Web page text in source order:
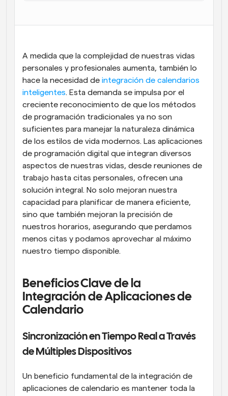
Programación potenciadda con llamadas
impulsadas por IA
Automatiza la programación y los recordatorios
Mantente al día con las últimas noticias y
actualizaciones
Reuniones Instantáneas
Enlaces de Grupo Dinámico
Webhooks
A medida que la complejidad de nuestras vidas
personales y profesionales aumenta, también lo
hace la necesidad de integración de calendarios
inteligentes. Esta demanda se impulsa por el
creciente reconocimiento de que los métodos
de programación tradicionales ya no son
suficientes para manejar la naturaleza dinámica
de los estilos de vida modernos. Las aplicaciones
de programación digital que integran diversos
aspectos de nuestras vidas, desde reuniones de
trabajo hasta citas personales, ofrecen una
solución integral. No solo mejoran nuestra
capacidad para planificar de manera eficiente,
sino que también mejoran la precisión de
nuestros horarios, asegurando que perdamos
menos citas y podamos aprovechar al máximo
nuestro tiempo disponible.
Beneficios Clave de la
Integración de Aplicaciones de
Calendario
Sincronización en Tiempo Real a Través
de Múltiples Dispositivos
Un beneficio fundamental de la integración de
aplicaciones de calendario es mantener toda la